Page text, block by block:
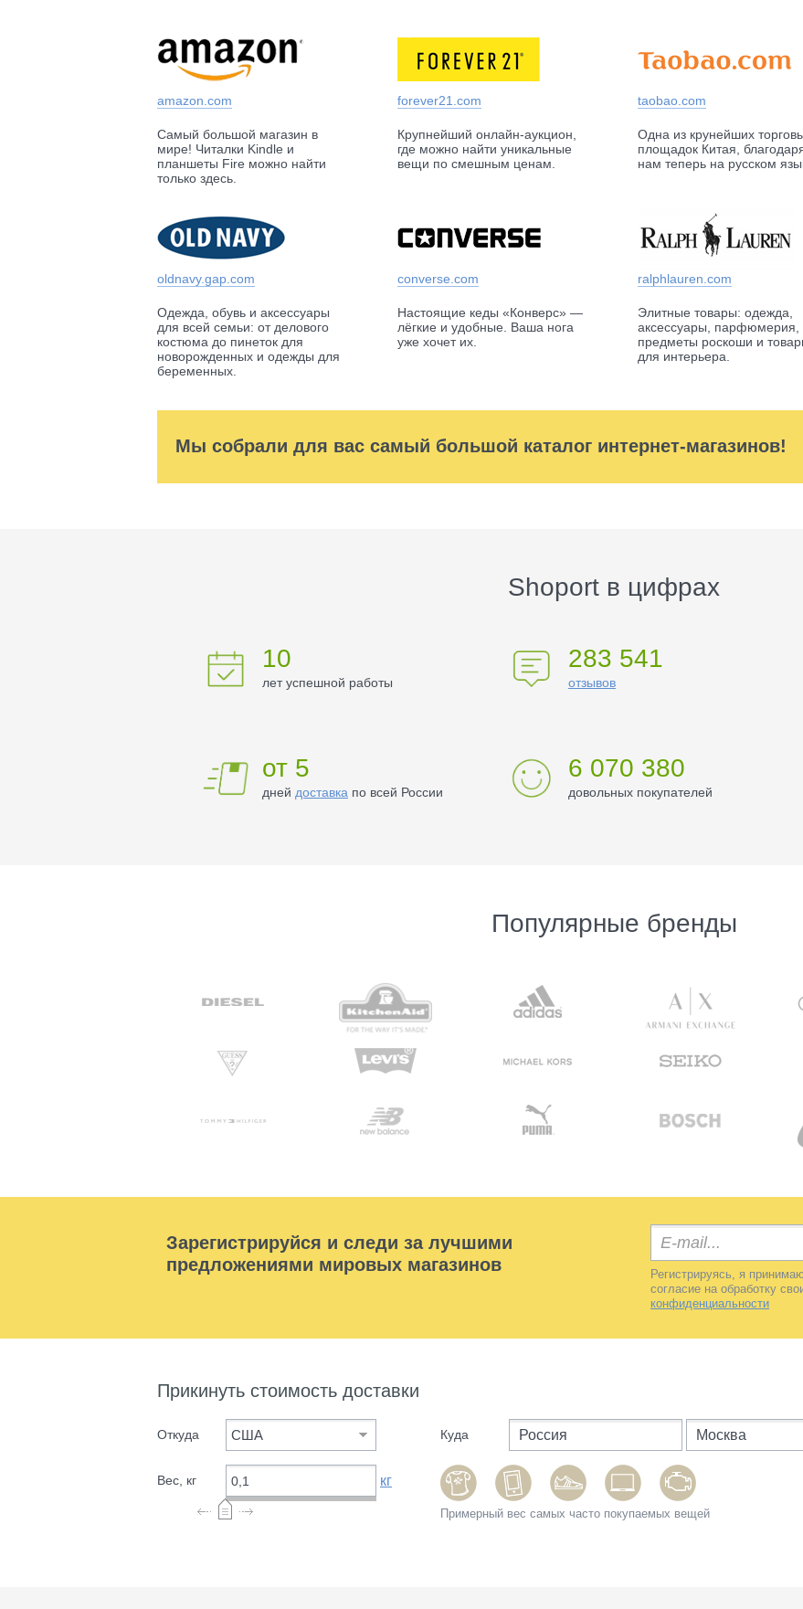
amazon.com
Самый большой магазин в
мире! Читалки Kindle и
планшеты Fire можно найти
только здесь.
forever21.com
Крупнейший онлайн-аукцион,
где можно найти уникальные
вещи по смешным ценам.
taobao.com
Одна из крунейших
площадок Китая,
нам теперь на русском
oldnavy.gap.com
Одежда, обувь и аксессуары
для всей семьи: от делового
костюма до пинеток для
новорожденных и одежды для
беременных.
converse.com
Настоящие кеды «Конверс» —
лёгкие и удобные. Ваша нога
уже хочет их.
ralphlauren.com
Элитные товары: одежда,
аксессуары, парфюмерия,
предметы роскоши и
для интерьера.
Мы собрали для вас самый большой каталог интернет-магазинов!
Shoport в цифрах
10
лет успешной работы
283 541
отзывов
от 5
дней доставка по всей России
6 070 380
довольных покупателей
Популярные бренды
Зарегистрируйся и следи за лучшими
предложениями мировых магазинов
Регистрируясь, я
согласие на обработку
конфиденциальности
Прикинуть стоимость доставки
Откуда США Куда
Вес, кг кг
Примерный вес самых часто покупаемых вещей